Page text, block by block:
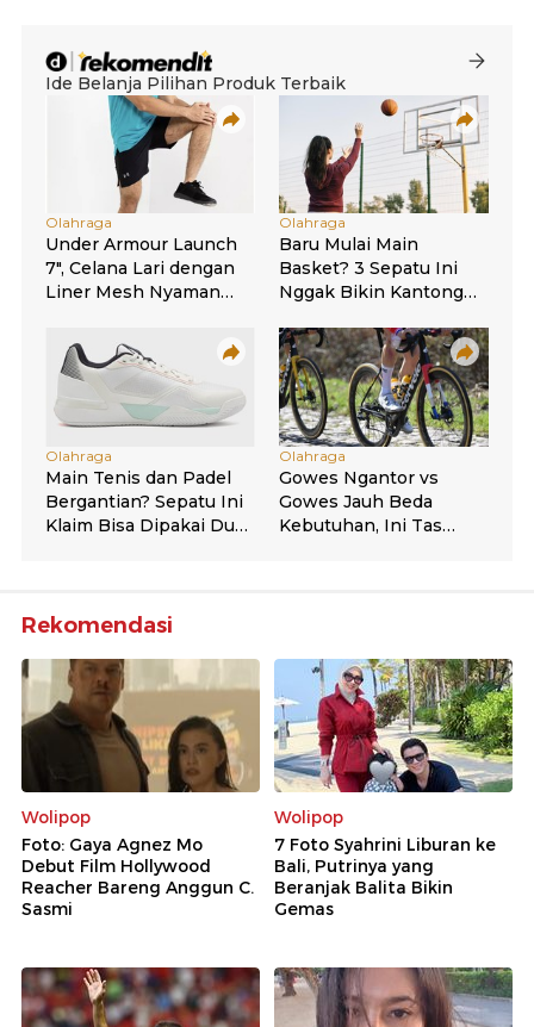
Rekomendasi
Wolipop
Foto: Gaya Agnez Mo
Debut Film Hollywood
Reacher Bareng Anggun C.
Sasmi
Wolipop
7 Foto Syahrini Liburan ke
Bali, Putrinya yang
Beranjak Balita Bikin
Gemas